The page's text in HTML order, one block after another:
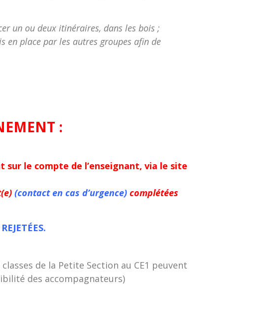
un ou deux itinéraires, dans les bois ;
en place par les autres groupes afin de
:
le compte de l’enseignant, via le site
(contact en cas d’urgence) complétées
de la Petite Section au CE1 peuvent
des accompagnateurs)